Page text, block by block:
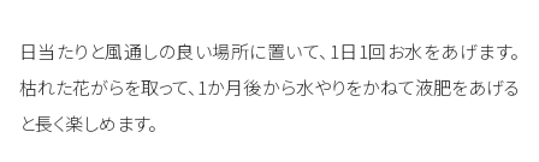
日当たりと風通しの良い場所に置いて、1日1回お水をあげます。
枯れた花がらを取って、1か月後から水やりをかねて液肥をあげる
と長く楽しめます。